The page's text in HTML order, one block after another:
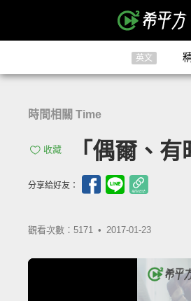
英文
時間相關 Time
收藏 「偶爾、
分享給好友：
觀看次數：5171 • 2017-01-23